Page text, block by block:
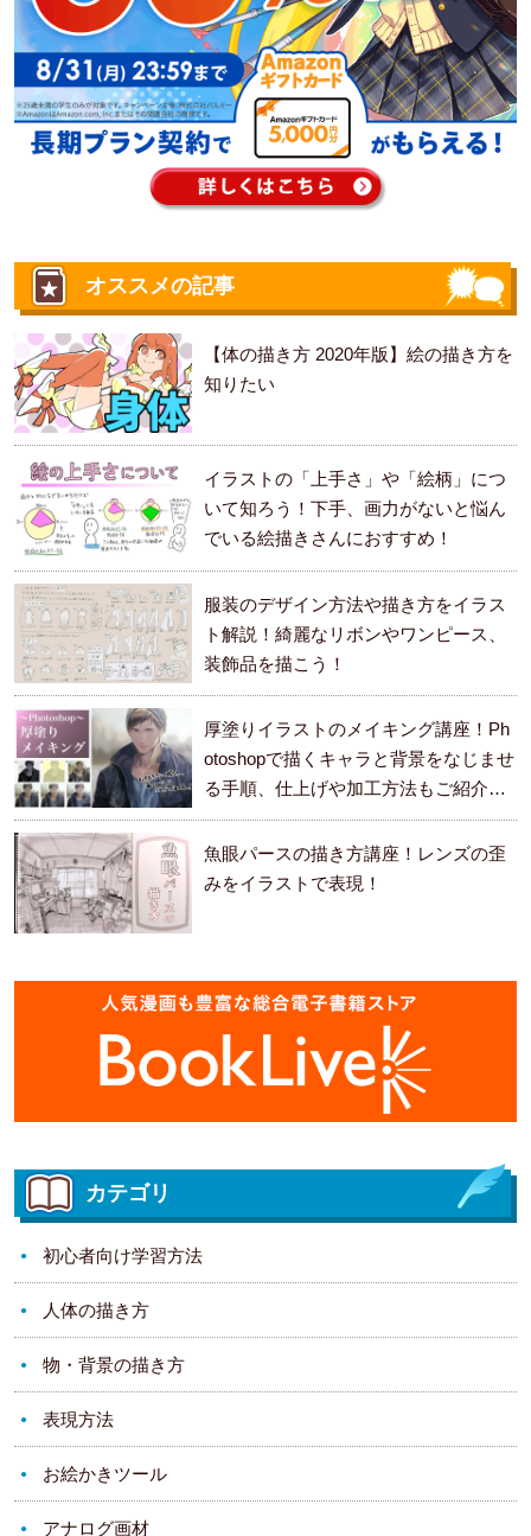
オススメの記事
【体の描き方 2020年版】絵の描き方を
知りたい
イラストの「上手さ」や「絵柄」につ
いて知ろう！下手、画力がないと悩ん
でいる絵描きさんにおすすめ！
服装のデザイン方法や描き方をイラス
ト解説！綺麗なリボンやワンピース、
装飾品を描こう！
厚塗りイラストのメイキング講座！Ph
otoshopで描くキャラと背景をなじませ
る手順、仕上げや加工方法もご紹介し
ます。
魚眼パースの描き方講座！レンズの歪
みをイラストで表現！
カテゴリ
初心者向け学習方法
人体の描き方
物・背景の描き方
表現方法
お絵かきツール
アナログ画材